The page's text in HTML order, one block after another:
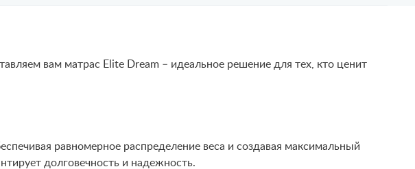
вам матрас Elite Dream – идеальное решение для тех, кто ценит
равномерное распределение веса и создавая максимальный
долговечность и надежность.